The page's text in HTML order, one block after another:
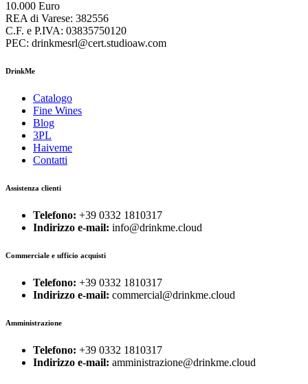
10.000 Euro
REA di Varese: 382556
C.F. e P.IVA: 03835750120
PEC: drinkmesrl@cert.studioaw.com
DrinkMe
Catalogo
Fine Wines
Blog
3PL
Haiveme
Contatti
Assistenza clienti
Telefono: +39 0332 1810317
Indirizzo e-mail: info@drinkme.cloud
Commerciale e ufficio acquisti
Telefono: +39 0332 1810317
Indirizzo e-mail: commercial@drinkme.cloud
Amministrazione
Telefono: +39 0332 1810317
Indirizzo e-mail: amministrazione@drinkme.cloud